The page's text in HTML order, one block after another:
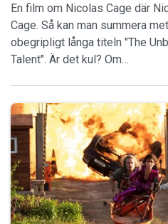
En film om Nicolas Cage där
Cage. Så kan man summera
obegripligt långa titeln "The
Talent". Är det kul? Om…